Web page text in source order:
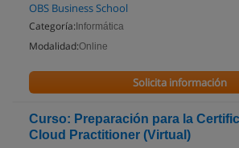
OBS Business School
Categoría: Informática
Modalidad:Online
Solicita información
Curso: Preparación para la
Cloud Practitioner (Virtual)